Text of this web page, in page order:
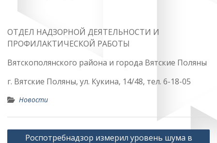
ОТДЕЛ НАДЗОРНОЙ ДЕЯТЕЛЬНОСТИ И
ПРОФИЛАКТИЧЕСКОЙ РАБОТЫ
Вятскополянского района и города Вятские Поляны
г. Вятские Поляны, ул. Кукина, 14/48, тел. 6-18-05
Новости
Навигация
Роспотребнадзор измерил уровень шума в